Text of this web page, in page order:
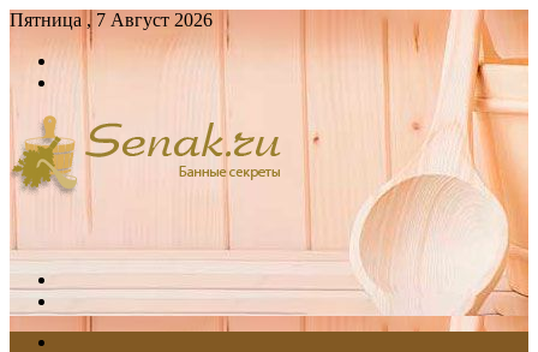
Пятница , 7 Август 2026
Войти
skin